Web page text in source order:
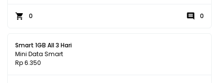
0 0
Smart 1GB All 3 Hari
Mini Data Smart
Rp 6.350